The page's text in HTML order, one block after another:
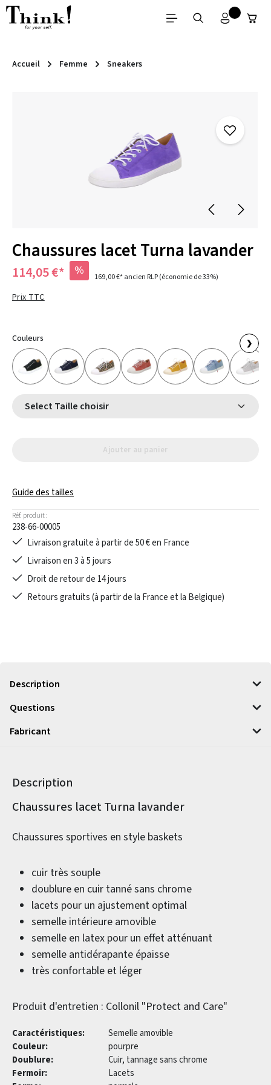
Passer au contenu principal
Accueil Femme Sneakers
Chaussures lacet Turna lavander
114,05 €* % 169,00 €*ancien RLP(économie de 33%)
Prix TTC
Couleurs ❯
Select Taille choisir
Ajouter au panier
Guide des tailles
Réf. produit :
238-66-00005
Livraison gratuite à partir de 50 € en France
Livraison en 3 à 5 jours
Droit de retour de 14 jours
Retours gratuits (à partir de la France et la Belgique)
Description
Questions
Fabricant
Description
Informations sur le produit
Chaussures lacet Turna lavander
Chaussures sportives en style baskets
cuir très souple
doublure en cuir tanné sans chrome
lacets pour un ajustement optimal
semelle intérieure amovible
semelle en latex pour un effet atténuant
semelle antidérapante épaisse
très confortable et léger
Produit d'entretien : Collonil "Protect and Care"
Caractéristiques:
Semelle amovible
Couleur:
pourpre
Doublure:
Cuir, tannage sans chrome
Fermoir:
Lacets